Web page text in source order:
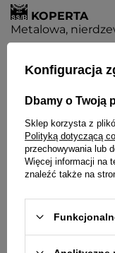
KOPERTA
Metalowa,
Wysokiej jakości
ZAPIĘCIE
Pełne, zamknięte
ZAPIĘCIE
Z możliwością
baterii - 3 lata
Konfiguracja
Dbamy o Twoją
Sklep korzysta z
Polityką dotyczącą
przechowywania lub
Więcej informacji na
znaleźć także na